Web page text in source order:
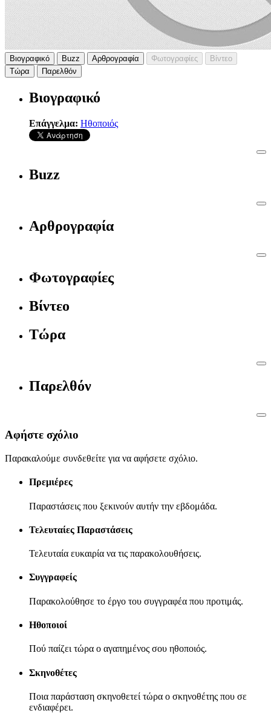
Βιογραφικό Buzz Αρθρογραφία Φωτογραφίες
Βίντεο
Τώρα
Παρελθόν
Βιογραφικό
Επάγγελμα: Ηθοποιός
Buzz
Αρθρογραφία
Φωτογραφίες
Βίντεο
Τώρα
Παρελθόν
Αφήστε σχόλιο
Παρακαλούμε συνδεθείτε για να αφήσετε σχόλιο.
Πρεμιέρες
Παραστάσεις που ξεκινούν αυτήν την εβδομάδα.
Τελευταίες Παραστάσεις
Τελευταία ευκαιρία να τις παρακολουθήσεις.
Συγγραφείς
Παρακολούθησε το έργο του συγγραφέα που προτιμάς.
Ηθοποιοί
Πού παίζει τώρα ο αγαπημένος σου ηθοποιός.
Σκηνοθέτες
Ποια παράσταση σκηνοθετεί τώρα ο σκηνοθέτης που σε
ενδιαφέρει.